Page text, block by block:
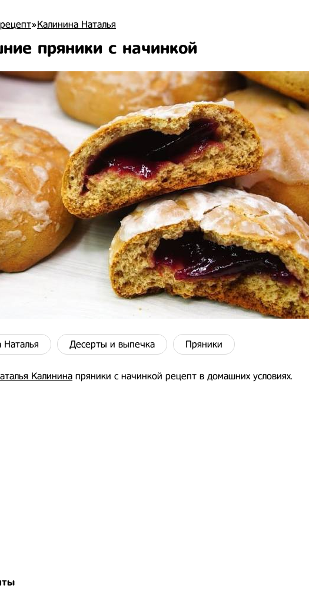
»Калинина Наталья
пряники с начинкой
Наталья Десерты и выпечка Пряники
Калинина пряники с начинкой рецепт в домашних условиях.